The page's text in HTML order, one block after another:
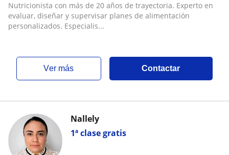
Nutricionista con más de 20 años de trayectoria. Experto en
evaluar, diseñar y supervisar planes de alimentación
personalizados. Especialis...
ver más Contactar
1ª clase gratis
Nallely